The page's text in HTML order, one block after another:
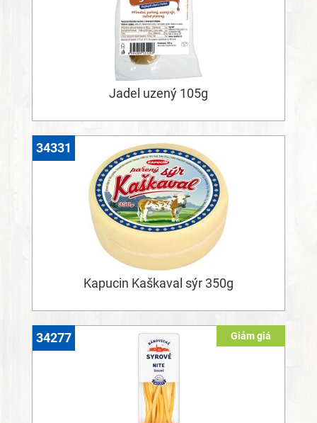
Jadel uzený 105g
Kapucin Kaškaval sýr 350g
34331
Giảm giá
34277